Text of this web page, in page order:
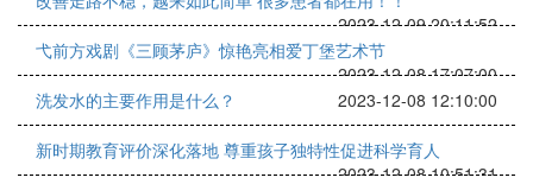
2023-12-09 20:11:52
弋前方戏剧《三顾茅庐》惊艳亮相爱丁堡艺术节
2023-12-08 17:07:00
洗发水的主要作用是什么？
2023-12-08 12:10:00
新时期教育评价深化落地 尊重孩子独特性促进科学育人
2023-12-08 10:51:31